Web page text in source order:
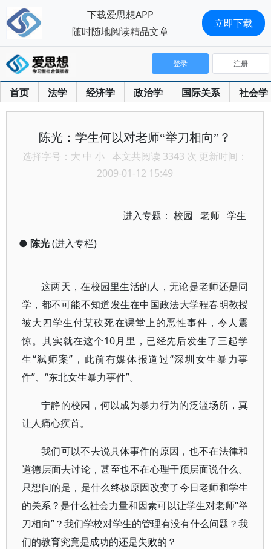
首页 法学 经济学 政治学 国际关系 社会学
登录 注册
陈光：学生何以对老师“举刀相向”？
选择字号： 大 中 小 本文共阅读 3343 次 更新时间：
2009-01-12 15:49
进入专题：校园 老师 学生
● 陈光(进入专栏)
这两天，在校园里生活的人，无论是老师还是同
学，都不可能不知道发生在中国政法大学程春明教授
被大四学生付某砍死在课堂上的恶性事件，令人震
惊。其实就在这个10月里，已经先后发生了三起学
生“弑师案”，此前有媒体报道过“深圳女生暴力事
件”、“东北女生暴力事件”。
宁静的校园，何以成为暴力行为的泛滥场所，真
让人痛心疾首。
我们可以不去说具体事件的原因，也不在法律和
道德层面去讨论，甚至也不在心理干预层面说什么。
只想问的是，是什么终极原因改变了今日老师和学生
的关系？是什么社会力量和因素可以让学生对老师“举
刀相向”？我们学校对学生的管理有没有什么问题？我
们的教育究竟是成功的还是失败的？
下载爱思想APP
随时随地阅读精品文章
立即下载